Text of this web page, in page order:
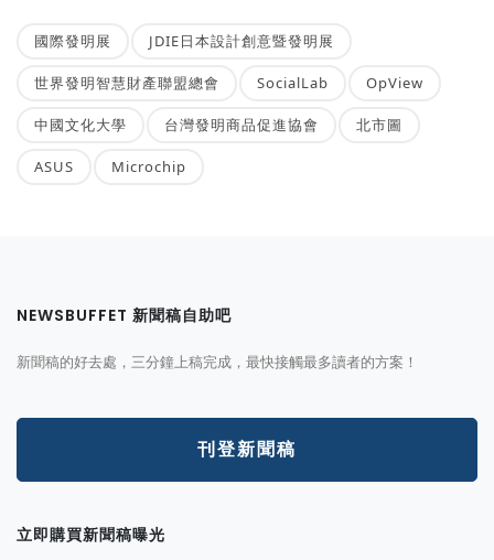
國際發明展 JDIE日本設計創意暨發明展
世界發明智慧財產聯盟總會 SocialLab OpView
中國文化大學 台灣發明商品促進協會 北市圖
ASUS Microchip
NEWSBUFFET 新聞稿自助吧
新聞稿的好去處，三分鐘上稿完成，最快接觸最多讀者的方案！
刊登新聞稿
立即購買新聞稿曝光